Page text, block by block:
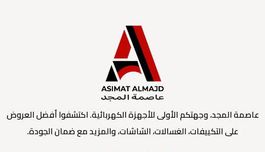
عاصمة المجد، وجهتكم الأولى للأجهزة الكهربائية. اكتشفوا أفضل العروض
على التكييفات، الغسالات، الشاشات، والمزيد مع ضمان الجودة.